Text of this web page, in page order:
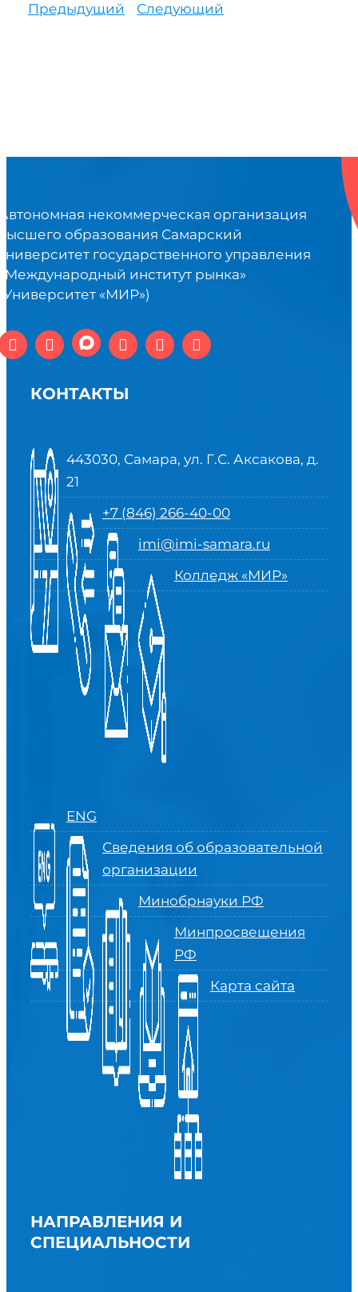
Предыдущий Следующий
некоммерческая организация
образования Самарский
государственного управления
институт рынка»
«МИР»)
КОНТАКТЫ
443030, Самара, ул. Г.С. Аксакова, д.
21
+7 (846) 266-40-00
imi@imi-samara.ru
Колледж «МИР»
ENG
Сведения об образовательной
организации
Минобрнауки РФ
Минпросвещения
РФ
Карта сайта
НАПРАВЛЕНИЯ И
СПЕЦИАЛЬНОСТИ